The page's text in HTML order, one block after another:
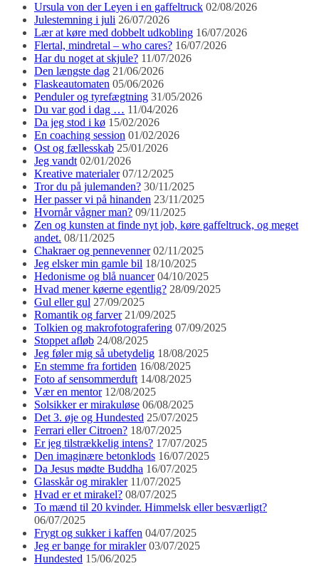
Ursula von der Leyen i en gaffeltruck 02/08/2026
Julestemning i juli 26/07/2026
Lær at køre med dobbelt udkobling 16/07/2026
Flertal, mindretal – who cares? 16/07/2026
Har du noget at skjule? 11/07/2026
Den længste dag 21/06/2026
Flaskeautomaten 05/06/2026
Penduler og tyrefægtning 31/05/2026
Du var god i dag … 11/04/2026
Da jeg stod i kø 15/02/2026
En coaching session 01/02/2026
Ost og fællesskab 25/01/2026
Jeg vandt 02/01/2026
Kreative materialer 07/12/2025
Tror du på julemanden? 30/11/2025
Her passer vi på hinanden 23/11/2025
Hvornår vågner man? 09/11/2025
Zen og kunsten at finde nyt job, køre gaffeltruck, og meget
andet. 08/11/2025
Chakraer og pennevenner 02/11/2025
Jeg elsker min gamle bil 18/10/2025
Hedonisme og blå nuancer 04/10/2025
Hvad mener køerne egentlig? 28/09/2025
Gul eller gul 27/09/2025
Romantik og farver 21/09/2025
Tolkien og makrofotografering 07/09/2025
Stoppet afløb 24/08/2025
Jeg føler mig så ubetydelig 18/08/2025
En stemme fra fortiden 16/08/2025
Foto af sensommerduft 14/08/2025
Vær en mentor 12/08/2025
Solsikker er mirakuløse 06/08/2025
Det 3. øje og Hundested 25/07/2025
Ferrari eller Citroen? 18/07/2025
Er jeg tilstrækkelig intens? 17/07/2025
Den imaginære betonklods 16/07/2025
Da Jesus mødte Buddha 16/07/2025
Glasskår og mirakler 11/07/2025
Hvad er et mirakel? 08/07/2025
To mænd til 20 kvinder. Himmelsk eller besværligt?
06/07/2025
Frygt og sukker i kaffen 04/07/2025
Jeg er bange for mirakler 03/07/2025
Hundested 15/06/2025